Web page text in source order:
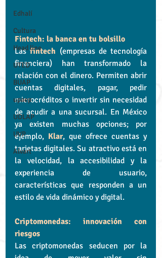
Edhalí
Cultura
Head line
UTED
BUAP
upaep
UDLAP
UVP
Alvart
Fintech: la banca en tu bolsillo
Las fintech (empresas de tecnología
financiera) han transformado la
relación con el dinero. Permiten abrir
cuentas digitales, pagar, pedir
microcréditos o invertir sin necesidad
de acudir a una sucursal. En México
ya existen muchas opciones; por
ejemplo, Klar, que ofrece cuentas y
tarjetas digitales. Su atractivo está en
la velocidad, la accesibilidad y la
experiencia de usuario,
características que responden a un
estilo de vida dinámico y digital.
Criptomonedas: innovación con
riesgos
Las criptomonedas seducen por la